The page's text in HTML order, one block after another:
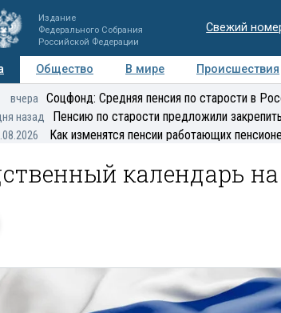
Издание
Федерального Собрания
Российской Федерации
Свежий
Общество В мире Происшествия
Мнения Регионы Медиацентр
вчера Соцфонд: Средняя пенсия по старости в
назад Пенсию по старости предложили
Как изменятся пенсии работающих
календарь на